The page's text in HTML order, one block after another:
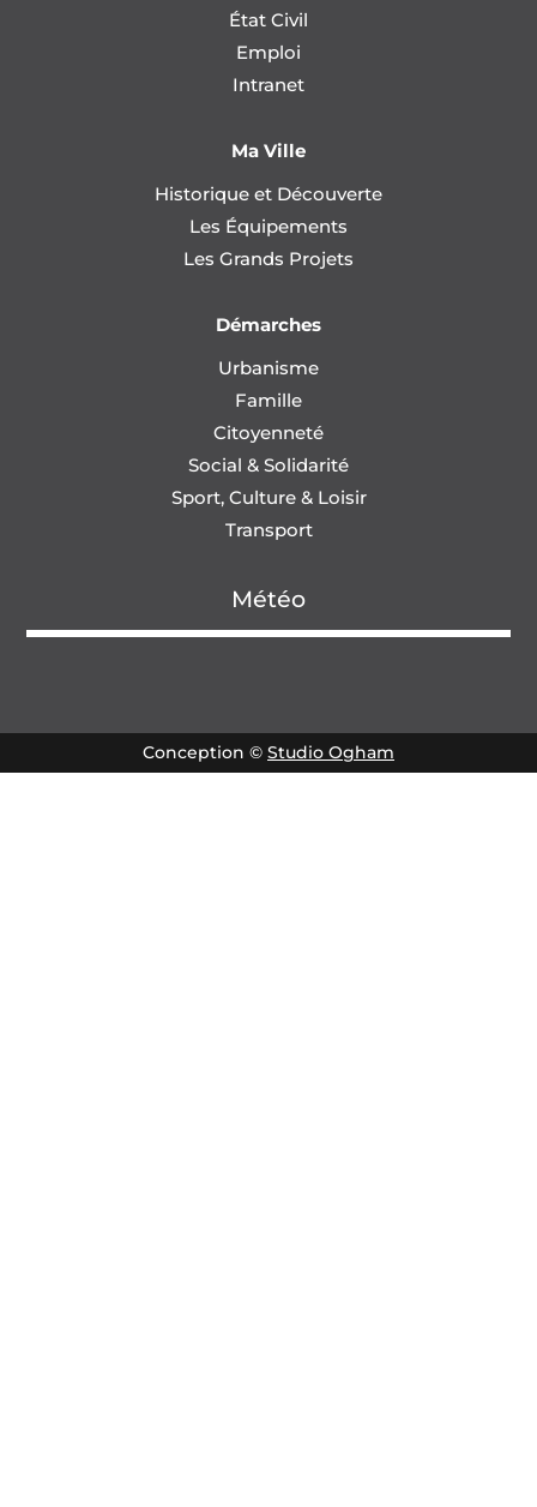
État Civil
Emploi
Intranet
Ma Ville
Historique et Découverte
Les Équipements
Les Grands Projets
Démarches
Urbanisme
Famille
Citoyenneté
Social & Solidarité
Sport, Culture & Loisir
Transport
Météo
Conception © Studio Ogham